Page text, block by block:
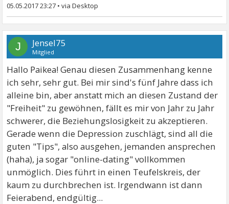
05.05.2017 23:27 •
J Jensel75
Mitglied
Hallo Paikea! Genau diesen Zusammenhang kenne
ich sehr, sehr gut. Bei mir sind's fünf Jahre dass ich
alleine bin, aber anstatt mich an diesen Zustand der
"Freiheit" zu gewöhnen, fällt es mir von Jahr zu Jahr
schwerer, die Beziehungslosigkeit zu akzeptieren.
Gerade wenn die Depression zuschlägt, sind all die
guten "Tips", also ausgehen, jemanden ansprechen
(haha), ja sogar "online-dating" vollkommen
unmöglich. Dies führt in einen Teufelskreis, der
kaum zu durchbrechen ist. Irgendwann ist dann
Feierabend, endgültig...